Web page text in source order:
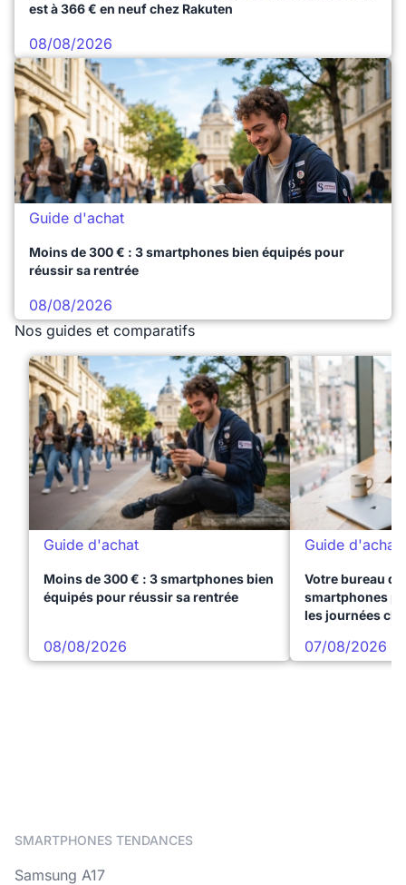
est à 366 € en neuf chez Rakuten
08/08/2026
Guide d'achat
Moins de 300 € : 3 smartphones bien équipés pour
réussir sa rentrée
08/08/2026
Nos guides et comparatifs
Guide d'achat
Moins de 300 € : 3 smartphones bien
équipés pour réussir sa rentrée
08/08/2026
Guide d'achat
Votre bureau
smartphones
les journées
07/08/2026
SMARTPHONES TENDANCES
Samsung A17